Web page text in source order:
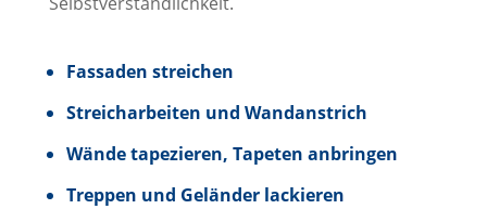
Fassaden streichen
Streicharbeiten und Wandanstrich
Wände tapezieren, Tapeten anbringen
Treppen und Geländer lackieren